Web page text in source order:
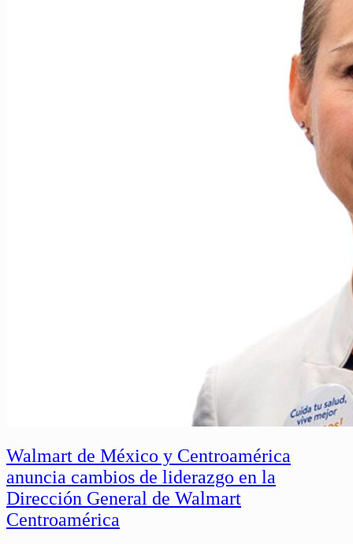
Walmart de México y Centroamérica
anuncia cambios de liderazgo en la
Dirección General de Walmart
Centroamérica